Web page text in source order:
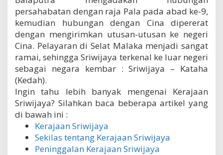
persahabatan dengan raja Pala pada abad ke-9,
kemudian hubungan dengan Cina dipererat
dengan mengirimkan utusan-utusan ke negeri
Cina. Pelayaran di Selat Malaka menjadi sangat
ramai, sehingga Sriwijaya terkenal ke luar negeri
sebagai negara kembar : Sriwijaya – Kataha
(Kedah).
Ingin tahu lebih banyak mengenai Kerajaan
Sriwijaya? Silahkan baca beberapa artikel yang
di bawah ini :
Kerajaan Sriwijaya
Sekilas tentang Kerajaan Sriwijaya
Peninggalan Kerajaan Sriwijaya